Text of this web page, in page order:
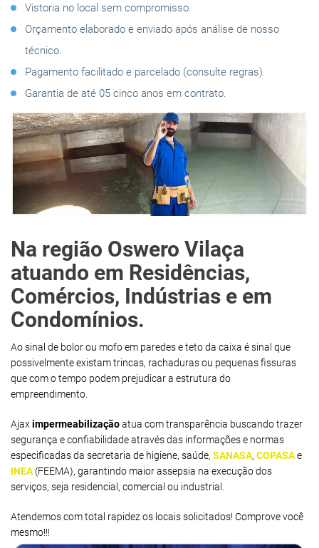
Vistoria no local sem compromisso.
Orçamento elaborado e enviado após análise de nosso
técnico.
Pagamento facilitado e parcelado (consulte regras).
Garantia de até 05 cinco anos em contrato.
Na região Oswero Vilaça
atuando em Residências,
Comércios, Indústrias e em
Condomínios.
Ao sinal de bolor ou mofo em paredes e teto da caixa é sinal que
possivelmente existam trincas, rachaduras ou pequenas fissuras
que com o tempo podem prejudicar a estrutura do
empreendimento.
Ajaximpermeabilizaçãoatua com transparência buscando trazer
segurança e confiabilidade através das informações e normas
especificadas da secretaria de higiene, saúde, SANASA, COPASAe
INEA (FEEMA), garantindo maior assepsia na execução dos
serviços, seja residencial, comercial ou industrial.
Atendemos com total rapidez os locais solicitados! Comprove você
mesmo!!!